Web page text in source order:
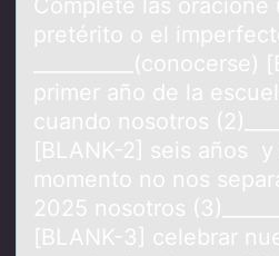
pretérito o el
primer año de la
cuando nosotros
[BLANK-2] seis años
momento no nos
2025 nosotros
[BLANK-3] celebrar